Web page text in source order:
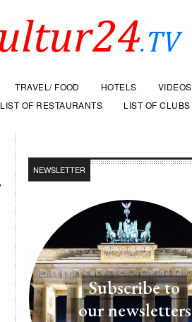
TRAVEL/ FOOD HOTELS
VIDEOS
LIST OF RESTAURANTS LIST OF CLUBS
NEWSLETTER
Subscribe to
our newsletters